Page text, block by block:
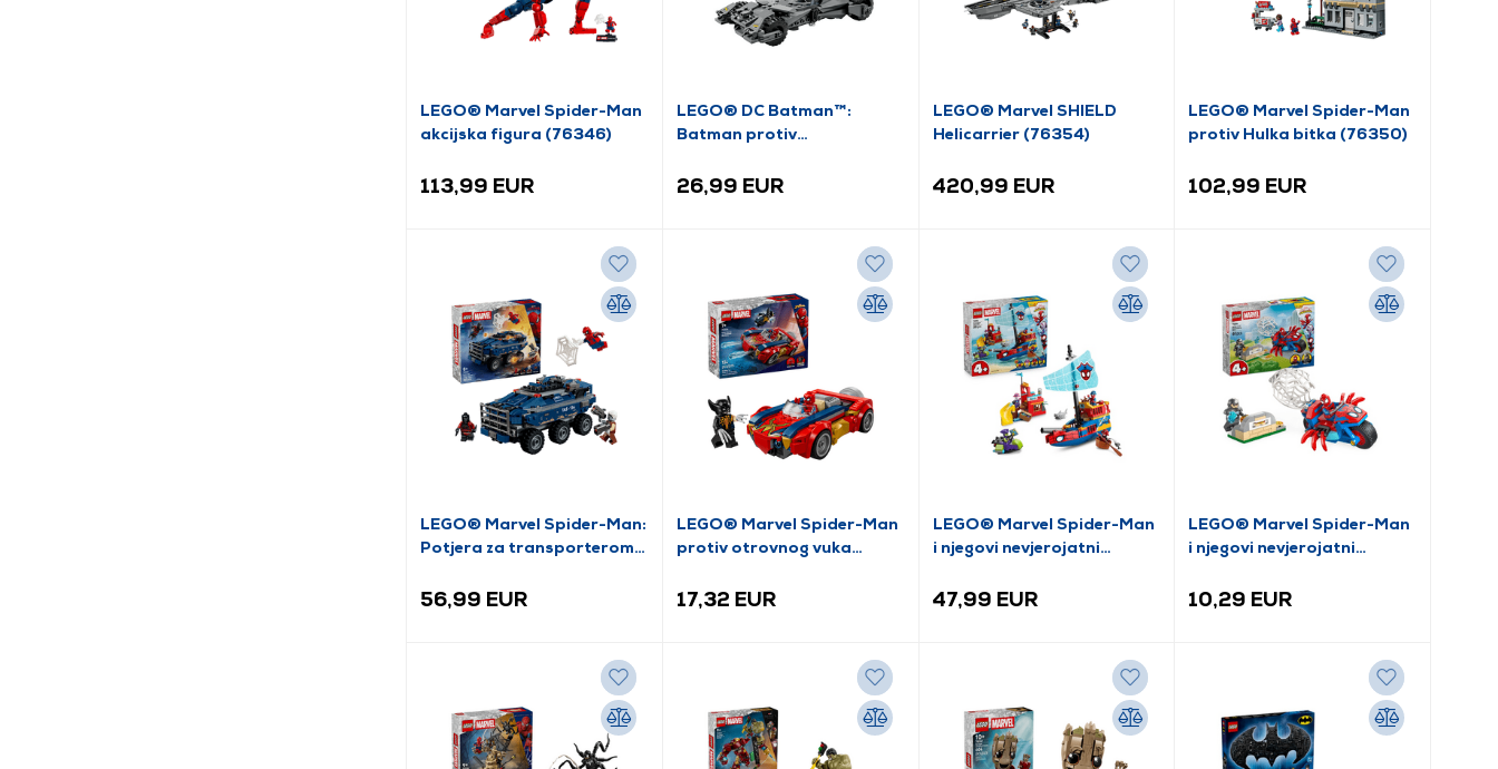
LEGO® Marvel Spider-Man
akcijska figura (76346)
113,99 EUR
LEGO® DC Batman™:
Batman protiv
(76331)
26,99 EUR
LEGO® Marvel SHIELD
Helicarrier (76354)
420,99 EUR
LEGO® Marvel Spider-Man
protiv Hulka bitka (76350)
102,99 EUR
LEGO® Marvel Spider-Man:
Potjera za transporterom
56,99 EUR
LEGO® Marvel Spider-Man
protiv otrovnog vuka
17,32 EUR
LEGO® Marvel Spider-Man
i njegovi nevjerojatni
Gusarski brod (11208)
47,99 EUR
LEGO® Marvel Spider-Man
i njegovi nevjerojatni
vs. Rhino (11206)
10,29 EUR